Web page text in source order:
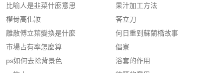
比喻人是韭菜什麼意思
權骨高化妝
離散傅立葉變換是什麼
市場占有率怎麼算
ps如何去除背景色
果汁加工方法
答立刀
何日重到蘇蘭橋故事
倡寮
浴套的作用